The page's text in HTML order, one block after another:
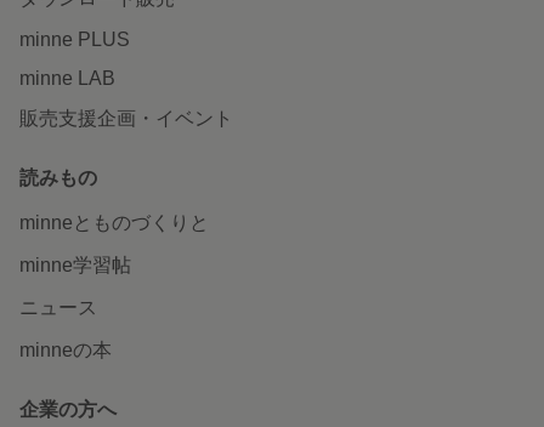
minne PLUS
minne LAB
販売支援企画・イベント
読みもの
minneとものづくりと
minne学習帖
ニュース
minneの本
企業の方へ